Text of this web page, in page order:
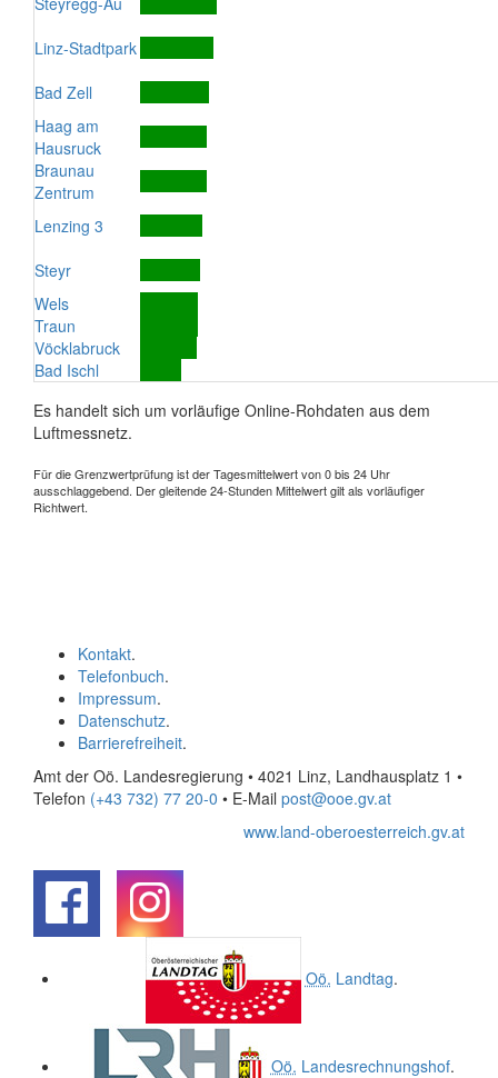
Linz-Stadtpark
Bad Zell
Haag am
Hausruck
Braunau
Zentrum
Lenzing 3
Steyr
Wels
Traun
Vöcklabruck
Bad Ischl
Es handelt sich um vorläufige Online-Rohdaten aus dem
Luftmessnetz.
Für die Grenzwertprüfung ist der Tagesmittelwert von 0 bis 24 Uhr
ausschlaggebend. Der gleitende 24-Stunden Mittelwert gilt als vorläufiger
Richtwert.
Kontakt.
Telefonbuch.
Impressum.
Datenschutz.
Barrierefreiheit.
Amt der Oö. Landesregierung • 4021 Linz, Landhausplatz 1 •
Telefon (+43 732) 77 20-0 • E-Mail post@ooe.gv.at
www.land-oberoesterreich.gv.at
Oö. Landtag.
Oö. Landesrechnungshof.